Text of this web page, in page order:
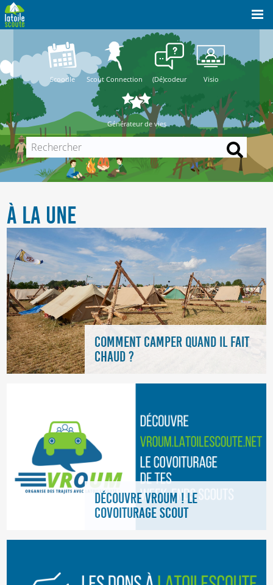
Scoodle Scout Connection (Dé)codeur Visio
Générateur de vies
À LA UNE
COMMENT CAMPER QUAND IL FAIT
CHAUD ?
DÉCOUVRE VROUM ! LE
COVOITURAGE SCOUT